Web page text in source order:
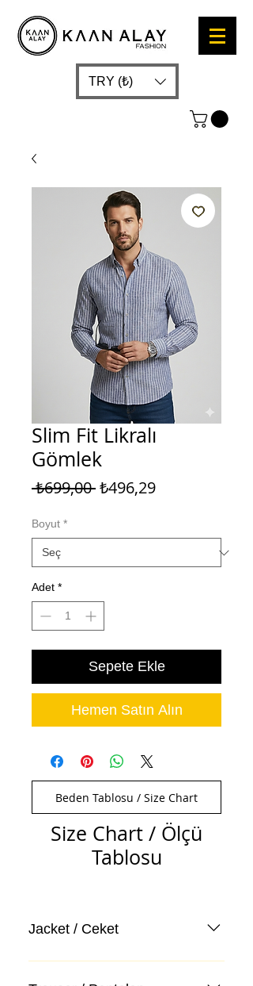
TRY (₺)
Slim Fit Likralı
Gömlek
₺699,00 Normal
₺496,29İndirimli
Boyut *
Adet *
Sepete Ekle
Hemen Satın Alın
Beden Tablosu / Size Chart
Size Chart / Ölçü
Tablosu
Jacket / Ceket